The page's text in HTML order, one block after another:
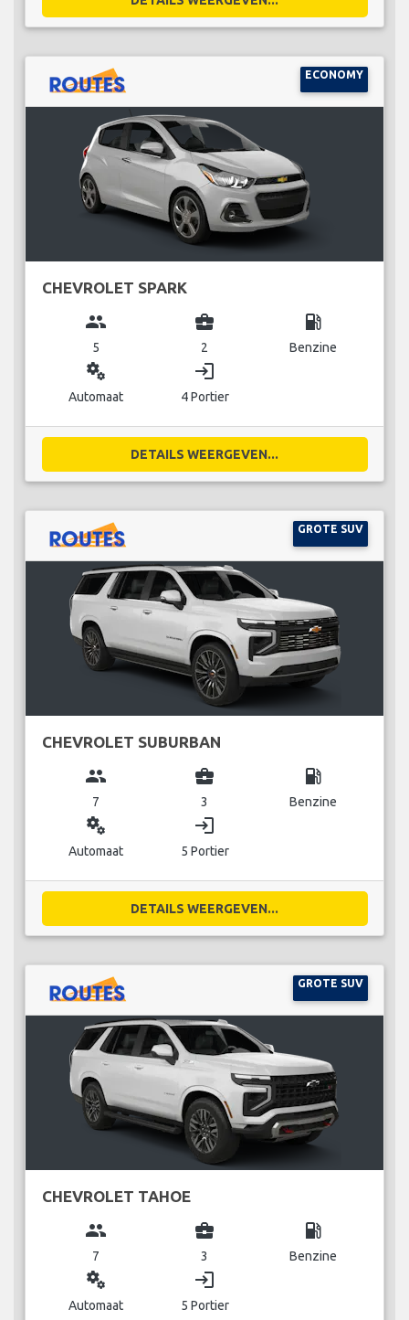
ECONOMY
CHEVROLET SPARK
group
5
business_center
2
local_gas_station
Benzine
miscellaneous_services
Automaat
login
4 Portier
DETAILS WEERGEVEN...
GROTE SUV
CHEVROLET SUBURBAN
group
7
business_center
3
local_gas_station
Benzine
miscellaneous_services
Automaat
login
5 Portier
DETAILS WEERGEVEN...
GROTE SUV
CHEVROLET TAHOE
group
7
business_center
3
local_gas_station
Benzine
miscellaneous_services
Automaat
login
5 Portier